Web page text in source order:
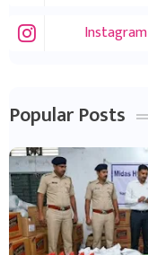
Instagram
Popular Posts